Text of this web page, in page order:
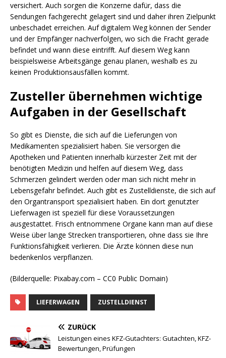
versichert. Auch sorgen die Konzerne dafür, dass die
Sendungen fachgerecht gelagert sind und daher ihren Zielpunkt
unbeschadet erreichen. Auf digitalem Weg können der Sender
und der Empfänger nachverfolgen, wo sich die Fracht gerade
befindet und wann diese eintrifft. Auf diesem Weg kann
beispielsweise Arbeitsgänge genau planen, weshalb es zu
keinen Produktionsausfällen kommt.
Zusteller übernehmen wichtige
Aufgaben in der Gesellschaft
So gibt es Dienste, die sich auf die Lieferungen von
Medikamenten spezialisiert haben. Sie versorgen die
Apotheken und Patienten innerhalb kürzester Zeit mit der
benötigten Medizin und helfen auf diesem Weg, dass
Schmerzen gelindert werden oder man sich nicht mehr in
Lebensgefahr befindet. Auch gibt es Zustelldienste, die sich auf
den Organtransport spezialisiert haben. Ein dort genutzter
Lieferwagen ist speziell für diese Voraussetzungen
ausgestattet. Frisch entnommene Organe kann man auf diese
Weise über lange Strecken transportieren, ohne dass sie Ihre
Funktionsfähigkeit verlieren. Die Ärzte können diese nun
bedenkenlos verpflanzen.
(Bilderquelle: Pixabay.com – CC0 Public Domain)
LIEFERWAGEN ZUSTELLDIENST
ZURÜCK
Leistungen eines KFZ-Gutachters: Gutachten, KFZ-
Bewertungen, Prüfungen